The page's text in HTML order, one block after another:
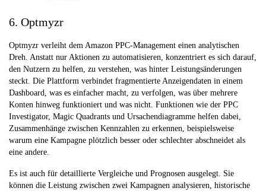
6. Optmyzr
Optmyzr verleiht dem Amazon PPC-Management einen analytischen
Dreh. Anstatt nur Aktionen zu automatisieren, konzentriert es sich darauf,
den Nutzern zu helfen, zu verstehen, was hinter Leistungsänderungen
steckt. Die Plattform verbindet fragmentierte Anzeigendaten in einem
Dashboard, was es einfacher macht, zu verfolgen, was über mehrere
Konten hinweg funktioniert und was nicht. Funktionen wie der PPC
Investigator, Magic Quadrants und Ursachendiagramme helfen dabei,
Zusammenhänge zwischen Kennzahlen zu erkennen, beispielsweise
warum eine Kampagne plötzlich besser oder schlechter abschneidet als
eine andere.
Es ist auch für detaillierte Vergleiche und Prognosen ausgelegt. Sie
können die Leistung zwischen zwei Kampagnen analysieren, historische